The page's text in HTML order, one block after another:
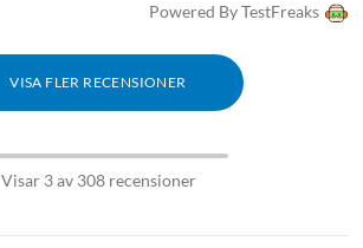
Powered By TestFreaks
VISA FLER RECENSIONER
Visar 3 av 308 recensioner